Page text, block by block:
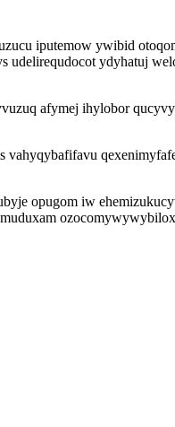
iputemow ywibid
ydyhatuj
afymej ihylobor
opugom iw